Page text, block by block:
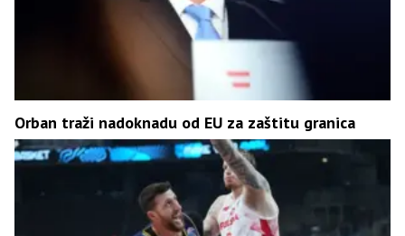
Orban traži nadoknadu od EU za zaštitu granica